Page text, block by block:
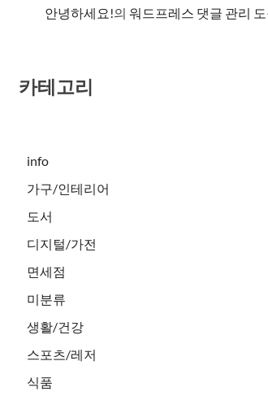
안녕하세요!의워드프레스 댓글 관리
카테고리
info
가구/인테리어
도서
디지털/가전
면세점
미분류
생활/건강
스포츠/레저
식품